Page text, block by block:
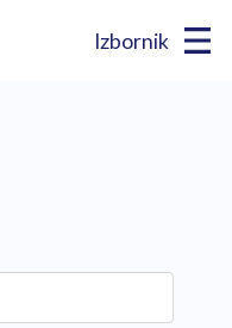
Izbornik